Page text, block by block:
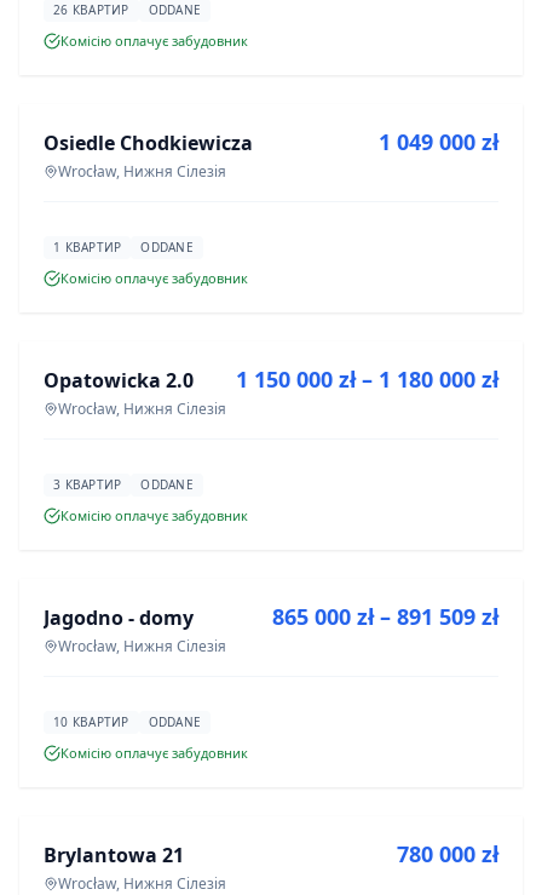
26 КВАРТИР ODDANE
Комісію оплачує забудовник
ІНВЕСТИЦІЯ
Osiedle Chodkiewicza
Wrocław, Нижня Сілезія
1 049 000 zł
1 КВАРТИР ODDANE
Комісію оплачує забудовник
ІНВЕСТИЦІЯ
Opatowicka 2.0
Wrocław, Нижня Сілезія
1 150 000 zł – 1 180 000 zł
3 КВАРТИР ODDANE
Комісію оплачує забудовник
ІНВЕСТИЦІЯ
Jagodno - domy
Wrocław, Нижня Сілезія
865 000 zł – 891 509 zł
10 КВАРТИР ODDANE
Комісію оплачує забудовник
ІНВЕСТИЦІЯ
Brylantowa 21
Wrocław, Нижня Сілезія
780 000 zł